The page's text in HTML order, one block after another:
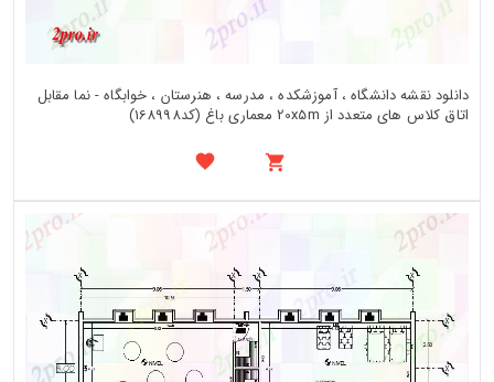
دانلود نقشه دانشگاه ، آموزشکده ، مدرسه ، هنرستان ، خوابگاه - نما مقابل
اتاق کلاس های متعدد از 20x5m معماری باغ (کد168998)